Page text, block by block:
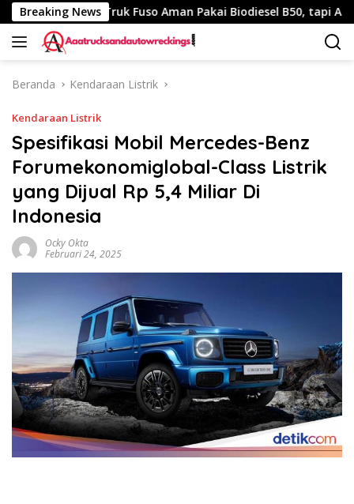
Langsung
ke
konten
Breaking NewsTruk Fuso Aman Pakai Biodiesel B50, tapi Ada
Beranda Kendaraan Listrik
Kendaraan Listrik
Spesifikasi Mobil Mercedes-Benz
Forumekonomiglobal-Class Listrik
yang Dijual Rp 5,4 Miliar Di
Indonesia
Ocky Okta
Februari 24, 2025